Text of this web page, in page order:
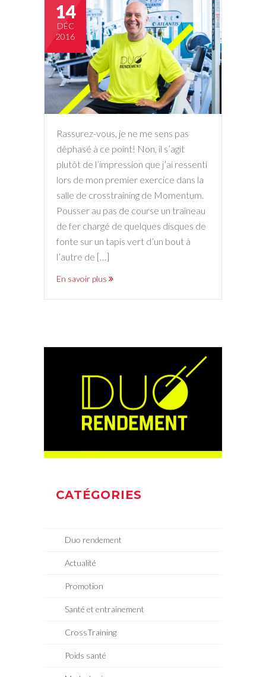
14
DÉC
2016
Rassurez-vous, je ne me sens pas
déphasé à ce point! Non, il s’agit
plutôt de l’impression que j’ai ressenti
lors de mon premier exercice dans la
salle de crosstraining de Momentum.
Pousser au pas de course un traîneau
de fer chargé de quelques disques de
fonte sur un tapis vert d’un bout à
l’autre de […]
En savoir plus
CATÉGORIES
Duo rendement
Actualité
Promotion
Santé et entrainement
CrossTraining
Poids santé